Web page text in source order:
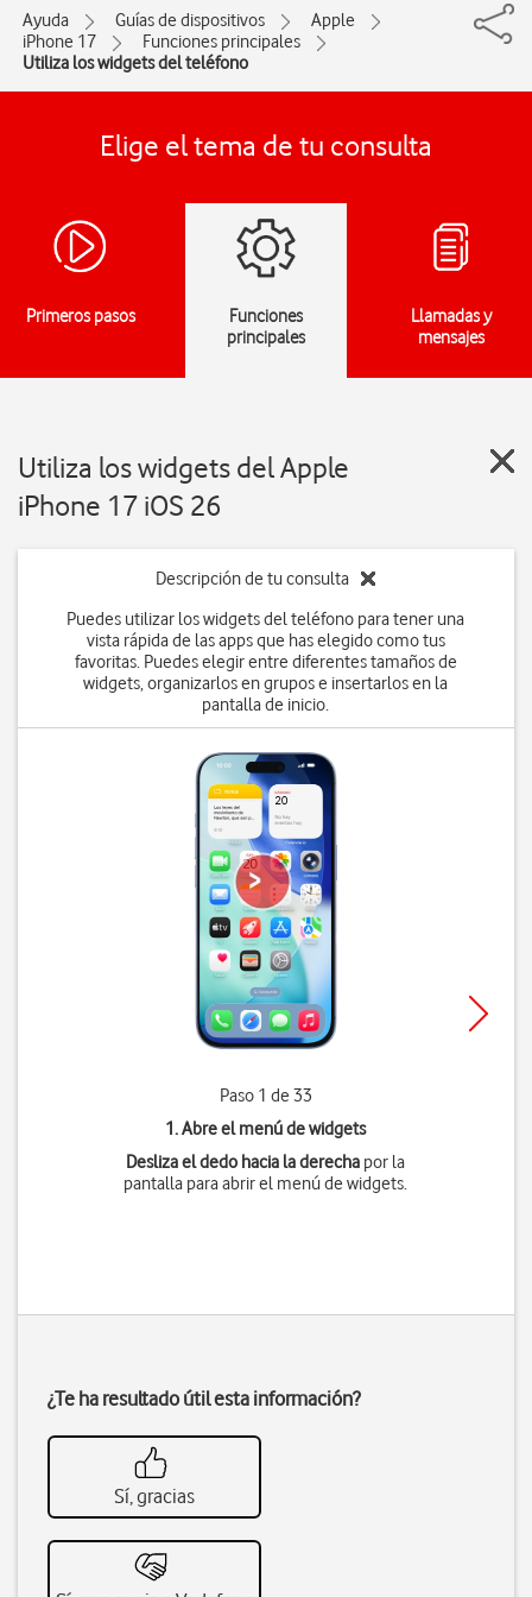
Ayuda Guías de dispositivos
Apple
iPhone 17
Funciones principales
Utiliza los widgets del teléfono
Elige el tema de tu consulta
Primeros pasos
Funciones
principales
Llamadas y
mensajes
Utiliza los widgets del Apple
iPhone 17 iOS 26
Descripción de tu consulta
Puedes utilizar los widgets del teléfono para tener una
vista rápida de las apps que has elegido como tus
favoritas. Puedes elegir entre diferentes tamaños de
widgets, organizarlos en grupos e insertarlos en la
pantalla de inicio.
Paso 1 de 33
1. Abre el menú de widgets
Desliza el dedo hacia la derecha por la
pantalla para abrir el menú de widgets.
¿Te ha resultado útil esta información?
Sí, gracias